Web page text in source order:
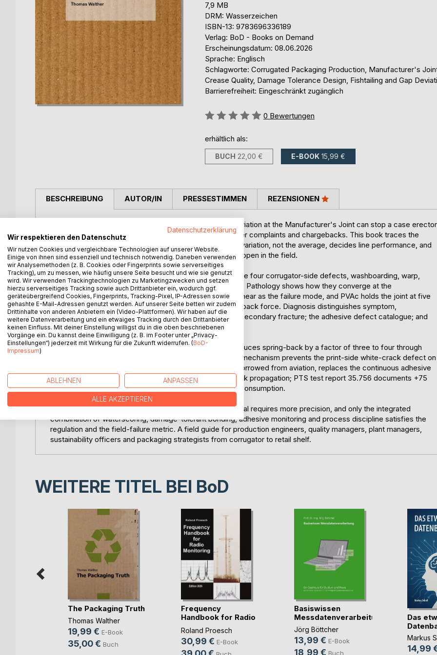
7,9 MB
DRM: Wasserzeichen
ISBN-13: 9783696336189
Verlag: BoD - Books on Demand
Erscheinungsdatum: 08.06.2026
Sprache: Englisch
Schlagworte: Corrugated Packaging Production, Manufacturer's
Crease Quality, Damage Tolerance Design, Fishtailing and Gap
Barrierefreiheit: Eingeschränkt zugänglich
Bewertung::
0 Bewertungen
erhältlich als:
BUCH 22,00 € E-BOOK 15,99 €
BESCHREIBUNG
In Corrugated Packaging Production, a one-millimetre deviation at the Manufacturer's Joint can stop a case
destabilise a pallet and reach the supply chain as customer complaints and chargebacks. This book traces the
cascade from corrugator to retail shelf and explains why variation, not the average, decides line performance, and
why a box that passes BCT in the laboratory can still pop open in the field.
The argument follows a clinical arc. Anatomy describes the four corrugator-side defects, washboarding, warp,
striping, and crushing that the folder-gluer cannot recover. Pathology shows how they converge at the
Manufacturer's Joint, where peel and cleavage replace shear as the failure mode, and PVAc holds the joint at five
to fifteen per cent of final strength against the full spring-back force. Diagnosis distinguishes symptom,
mechanism, and upstream cause; the framework for the secondary fracture; the adhesive defect catalogue; and
the variation analysis at the crease.
Treatment introduces two interventions. Waterscoring reduces spring-back by a factor of three to four through
local, transient plasticisation of the crease line; the same mechanism prevents the print-side white-crack defect on
digitally printed corrugated. Damage Tolerance Design, borrowed from aviation, replaces the continuous adhesive
bead with redundant, segmented patterns that arrest crack propagation; PTS test report 35.756 documents +75
per cent Factory Edge Strength at 30 per cent adhesive consumption.
The synthesis closes with PPWR Compliance: less material requires more precision, and only the integrated
combination of waterscoring, damage-tolerant bonding, adhesive monitoring and process discipline satisfies the
regulation and the field-failure metric. A field guide for production engineers, quality managers, plant managers,
sustainability officers and packaging strategists from corrugator to retail shelf.
AUTOR/IN PRESSESTIMMEN REZENSIONEN
WEITERE TITEL BEI BoD
The Packaging Truth
Thomas Walther
19,99 € E-Book
35,00 € Buch
Frequency
Handbook for Radio
Monit(...)
Roland Proesch
30,99 € E-Book
Basiswissen
Messdatenverarbeitung
Jörg Böttcher
13,99 € E-Book
18,99 € Buch
Das
Markus
14,99
Datenschutzerklärung
Wir respektieren den Datenschutz
Wir nutzen Cookies und vergleichbare Technologien auf unserer Website.
Einige von ihnen sind essenziell und technisch notwendig. Daneben verwenden
wir Analysemethoden (z. B. Cookies oder Fingerprints sowie serverseitiges
Tracking), um zu messen, wie häufig unsere Seite besucht und wie sie genutzt
wird. Wir verwenden Trackingtechnologien zu Marketingzwecken und setzen
hierzu serverseitiges Tracking sowie auch Drittanbieter ein, wodurch ggf.
geräteübergreifend Cookies, Fingerprints, Tracking-Pixel, IP-Adressen sowie
gehashte E-Mail-Adressen genutzt werden. Auf unserer Seite betten wir zudem
Drittinhalte von anderen Anbietern ein (Video-Plattformen). Wir haben auf die
weitere Datenverarbeitung und ein etwaiges Tracking durch den Drittanbieter
keinen Einfluss. Mit deiner Einstellung willigst du in die oben beschriebenen
Vorgänge ein. Du kannst deine Einwilligung (z. B. im Footer unter „Privacy-
Einstellungen“) jederzeit mit Wirkung für die Zukunft widerrufen. (BoD-
Impressum)
ABLEHNEN ANPASSEN
ALLE AKZEPTIEREN